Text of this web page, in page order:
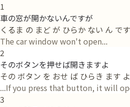
1
車の窓が開かないんですが
くるま の まど が ひらか ない ん で
The car window won't open...
2
そのボタンを押せば開きますよ
その ボタン を おせ ば ひらき ます よ
...If you press that button, it will
3